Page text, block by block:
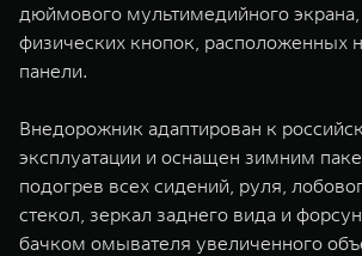
дюймового мультимедийного
физических кнопок, расположенных
панели.
Внедорожник адаптирован к
эксплуатации и оснащен зимним
подогрев всех сидений, руля,
стекол, зеркал заднего вида и
бачком омывателя увеличенного